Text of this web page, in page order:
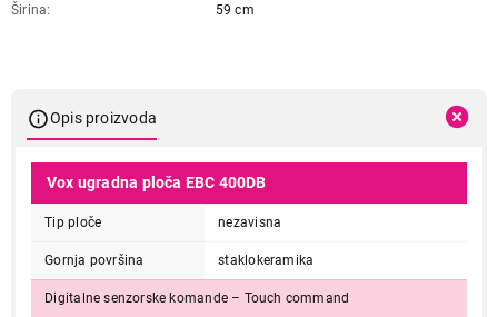
Širina
59 cm
Opis proizvoda
Vox ugradna ploča EBC 400DB
Tip ploče nezavisna
Gornja površina staklokeramika
Digitalne senzorske komande – Touch command